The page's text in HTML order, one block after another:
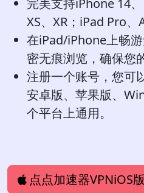
完美支持iPhone 14、
XS、XR；iPad Pro、
在iPad/iPhone上畅
密无痕浏览，确保您
注册一个账号，您可
安卓版、苹果版、
个平台上通用。
点点加速器VPNiOS